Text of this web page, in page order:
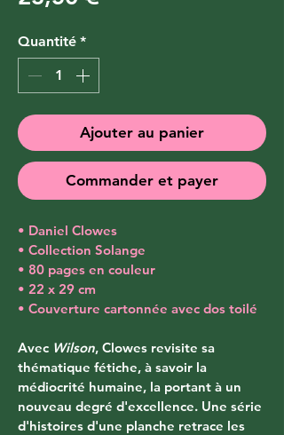
Quantité *
Ajouter au panier
Commander et payer
• Daniel Clowes
• Collection Solange
• 80 pages en couleur
• 22 x 29 cm
• Couverture cartonnée avec dos toilé
Avec Wilson, Clowes revisite sa
thématique fétiche, à savoir la
médiocrité humaine, la portant à un
nouveau degré d'excellence. Une série
d'histoires d'une planche retrace les